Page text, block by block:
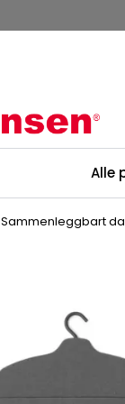
Alle
Sammenleggbart